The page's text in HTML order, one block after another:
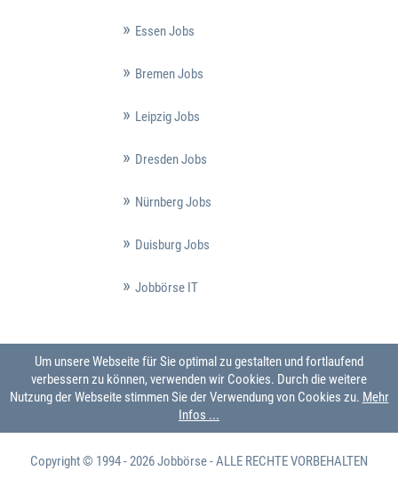
Essen Jobs
Bremen Jobs
Leipzig Jobs
Dresden Jobs
Nürnberg Jobs
Duisburg Jobs
Jobbörse IT
Um unsere Webseite für Sie optimal zu gestalten und fortlaufend
verbessern zu können, verwenden wir Cookies. Durch die weitere
Nutzung der Webseite stimmen Sie der Verwendung von Cookies zu. Mehr
Infos ...
Copyright © 1994 - 2026Jobbörse- ALLE RECHTE VORBEHALTEN